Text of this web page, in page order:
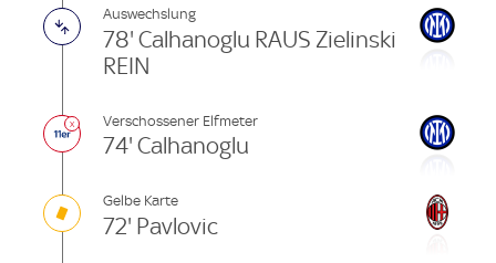
Auswechslung
78' Calhanoglu RAUS Zielinski
REIN
Verschossener Elfmeter
74' Calhanoglu
Gelbe Karte
72' Pavlovic